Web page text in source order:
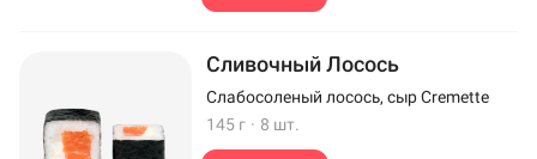
Сливочный Лосось
Слабосоленый лосось, сыр Cremette
145 г · 8 шт.